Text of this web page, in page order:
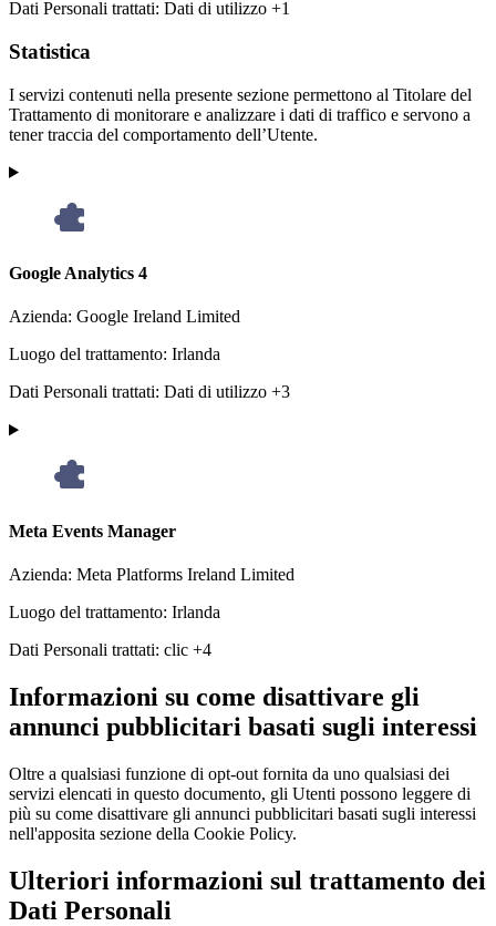
Dati Personali trattati: Dati di utilizzo +1
Statistica
I servizi contenuti nella presente sezione permettono al Titolare del
Trattamento di monitorare e analizzare i dati di traffico e servono a
tener traccia del comportamento dell’Utente.
Google Analytics 4
Azienda: Google Ireland Limited
Luogo del trattamento: Irlanda
Dati Personali trattati: Dati di utilizzo +3
Meta Events Manager
Azienda: Meta Platforms Ireland Limited
Luogo del trattamento: Irlanda
Dati Personali trattati: clic +4
Informazioni su come disattivare gli
annunci pubblicitari basati sugli interessi
Oltre a qualsiasi funzione di opt-out fornita da uno qualsiasi dei
servizi elencati in questo documento, gli Utenti possono leggere di
più su come disattivare gli annunci pubblicitari basati sugli interessi
nell'apposita sezione della Cookie Policy.
Ulteriori informazioni sul trattamento dei
Dati Personali